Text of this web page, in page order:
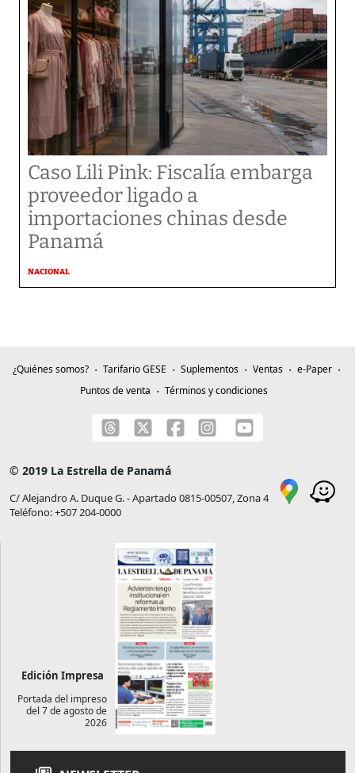
Caso Lili Pink: Fiscalía embarga
proveedor ligado a
importaciones chinas desde
Panamá
NACIONAL
¿Quiénes somos? Tarifario GESE Suplementos Ventas
e-Paper
Puntos de venta
Términos y condiciones
© 2019 La Estrella de Panamá
C/ Alejandro A. Duque G. - Apartado 0815-00507, Zona 4
Teléfono: +507 204-0000
Edición Impresa
Portada del impreso
del 7 de agosto de
2026